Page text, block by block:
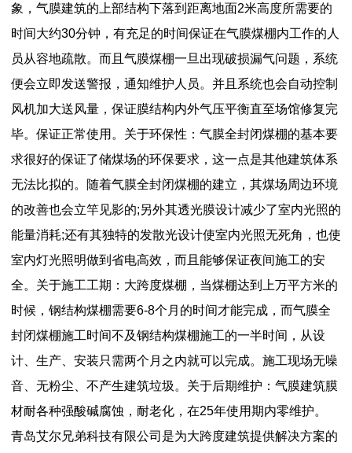
象，气膜建筑的上部结构下落到距离地面2米高度所需要的
时间大约30分钟，有充足的时间保证在气膜煤棚内工作的人
员从容地疏散。而且气膜煤棚一旦出现破损漏气问题，系统
便会立即发送警报，通知维护人员。并且系统也会自动控制
风机加大送风量，保证膜结构内外气压平衡直至场馆修复完
毕。保证正常使用。关于环保性：气膜全封闭煤棚的基本要
求很好的保证了储煤场的环保要求，这一点是其他建筑体系
无法比拟的。随着气膜全封闭煤棚的建立，其煤场周边环境
的改善也会立竿见影的;另外其透光膜设计减少了室内光照的
能量消耗;还有其独特的发散光设计使室内光照无死角，也使
室内灯光照明做到省电高效，而且能够保证夜间施工的安
全。关于施工工期：大跨度煤棚，当煤棚达到上万平方米的
时候，钢结构煤棚需要6-8个月的时间才能完成，而气膜全
封闭煤棚施工时间不及钢结构煤棚施工的一半时间，从设
计、生产、安装只需两个月之内就可以完成。施工现场无噪
音、无粉尘、不产生建筑垃圾。关于后期维护：气膜建筑膜
材耐各种强酸碱腐蚀，耐老化，在25年使用期内零维护。
青岛艾尔兄弟科技有限公司是为大跨度建筑提供解决方案的